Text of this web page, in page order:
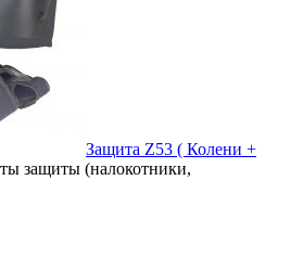
Защита Z53 ( Колени +
защиты (налокотники,